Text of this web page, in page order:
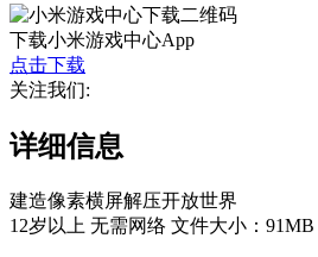
下载小米游戏中心App
点击下载
关注我们:
详细信息
建造像素横屏解压开放世界
12岁以上 无需网络 文件大小：91MB